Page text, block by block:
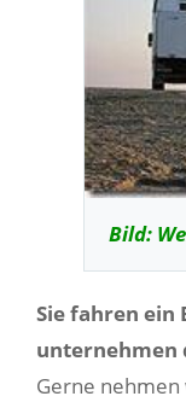
Bild:
Sie fahren ein
unternehmen
Gerne